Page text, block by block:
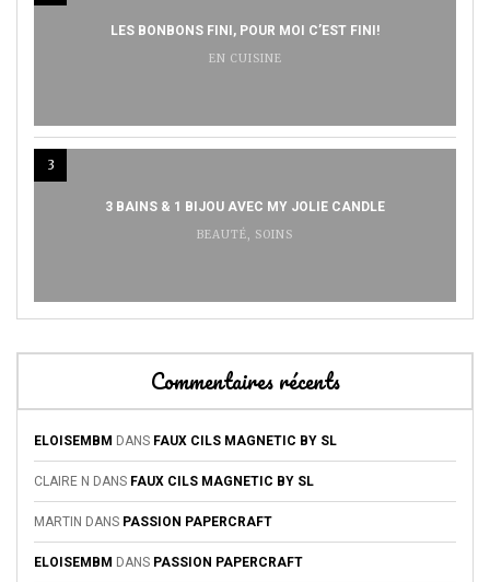
LES BONBONS FINI, POUR MOI C’EST FINI!
EN CUISINE
3
3 BAINS & 1 BIJOU AVEC MY JOLIE CANDLE
BEAUTÉ, SOINS
Commentaires récents
ELOISEMBM DANS FAUX CILS MAGNETIC BY SL
CLAIRE N DANS FAUX CILS MAGNETIC BY SL
MARTIN DANS PASSION PAPERCRAFT
ELOISEMBM DANS PASSION PAPERCRAFT